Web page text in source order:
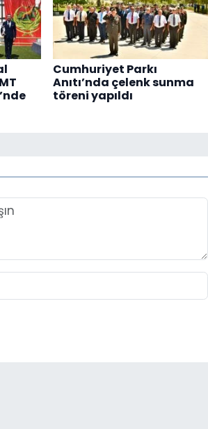
Cumhuriyet Parkı
Anıtı’nda çelenk sunma
töreni yapıldı